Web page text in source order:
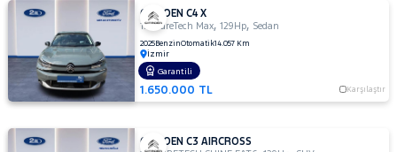
Tüm
Araçlar
AUDI
BMC
BMW
BYD
CITROEN C4 X
1.2 PureTech Max,129Hp, Sedan
2025BenzinOtomatik14.057 Km
İzmir
1.650.000 TL Karşılaştır
Garantili
CITROEN C3 AIRCROSS